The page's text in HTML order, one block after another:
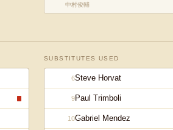
中村俊輔
SUBSTITUTES USED
6Steve Horvat
9Paul Trimboli
10Gabriel Mendez